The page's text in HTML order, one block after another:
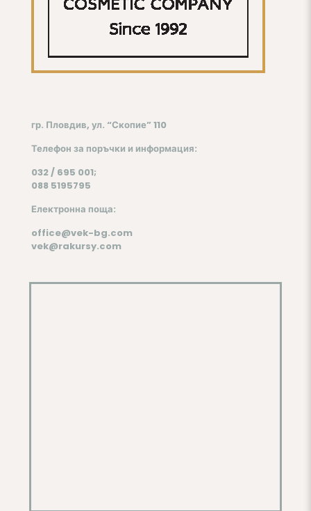
гр. Пловдив, ул. “Скопие” 110
Телефон за поръчки и информация:
032 / 695 001;
088 5195795
Електронна поща:
office@vek-bg.com
vek@rakursy.com